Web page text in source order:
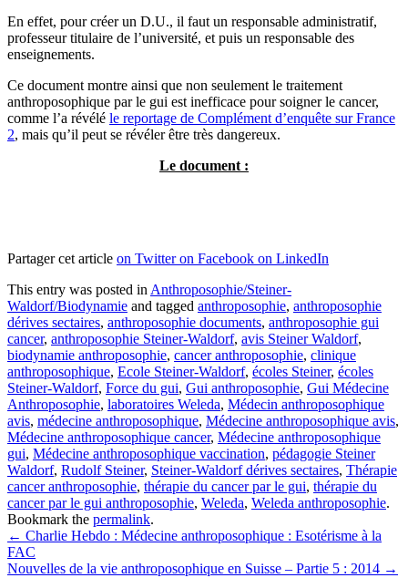
En effet, pour créer un D.U., il faut un responsable administratif,
professeur titulaire de l’université, et puis un responsable des
enseignements.
Ce document montre ainsi que non seulement le traitement
anthroposophique par le gui est inefficace pour soigner le cancer,
comme l’a révélé le reportage de Complément d’enquête sur France
2, mais qu’il peut se révéler être très dangereux.
Le document :
Partager cet article on Twitter on Facebook on LinkedIn
This entry was posted inAnthroposophie/Steiner-
Waldorf/Biodynamie and tagged anthroposophie, anthroposophie
dérives sectaires, anthroposophie documents, anthroposophie gui
cancer, anthroposophie Steiner-Waldorf, avis Steiner Waldorf,
biodynamie anthroposophie, cancer anthroposophie, clinique
anthroposophique, Ecole Steiner-Waldorf, écoles Steiner, écoles
Steiner-Waldorf, Force du gui, Gui anthroposophie, Gui Médecine
Anthroposophie, laboratoires Weleda, Médecin anthroposophique
avis, médecine anthroposophique, Médecine anthroposophique avis,
Médecine anthroposophique cancer, Médecine anthroposophique
gui, Médecine anthroposophique vaccination, pédagogie Steiner
Waldorf, Rudolf Steiner, Steiner-Waldorf dérives sectaires, Thérapie
cancer anthroposophie, thérapie du cancer par le gui, thérapie du
cancer par le gui anthroposophie, Weleda, Weleda anthroposophie.
Bookmark the permalink.
Post
navigation
← Charlie Hebdo : Médecine anthroposophique : Esotérisme à la
FAC
Nouvelles de la vie anthroposophique en Suisse – Partie 5 : 2014 →